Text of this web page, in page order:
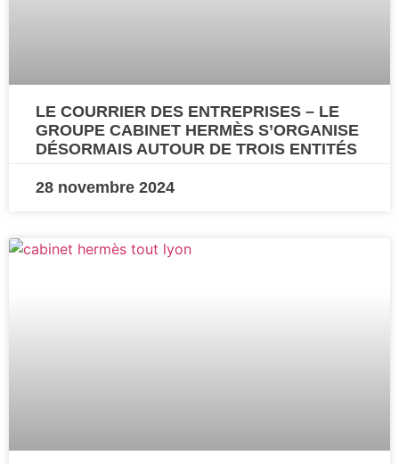
LE COURRIER DES ENTREPRISES – LE
GROUPE CABINET HERMÈS S’ORGANISE
DÉSORMAIS AUTOUR DE TROIS ENTITÉS
28 novembre 2024